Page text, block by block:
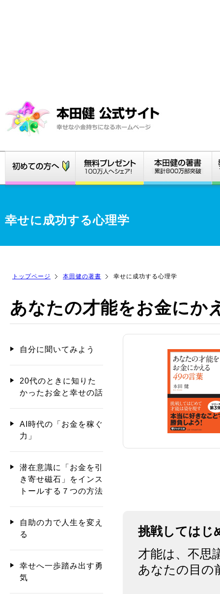
幸せに成功する心理学
トップページ 本田健の著書 幸せに成功する心理学
あなたの才能をお金にか
挑戦してはじ
才能は、不思
あなたの目の
自分に聞いてみよう
20代のときに知りた
かったお金と幸せの話
AI時代の「お金を稼ぐ
力」
潜在意識に「お金を引
き寄せ磁石」をインス
トールする７つの方法
自助の力で人生を変え
る
幸せへ一歩踏み出す勇
気